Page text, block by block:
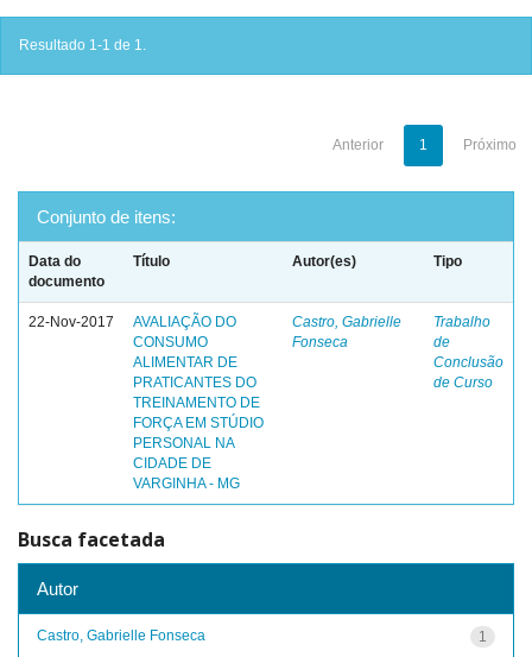
Resultado 1-1 de 1.
Anterior 1 Próximo
Conjunto de itens:
Data do
documento
Título Autor(es) Tipo
22-Nov-2017
AVALIAÇÃO DO
CONSUMO
ALIMENTAR DE
PRATICANTES DO
TREINAMENTO DE
FORÇA EM STÚDIO
PERSONAL NA
CIDADE DE
VARGINHA - MG
Castro, Gabrielle
Fonseca
Trabalho
de
Conclusão
de Curso
Busca facetada
Autor
1
Castro, Gabrielle Fonseca